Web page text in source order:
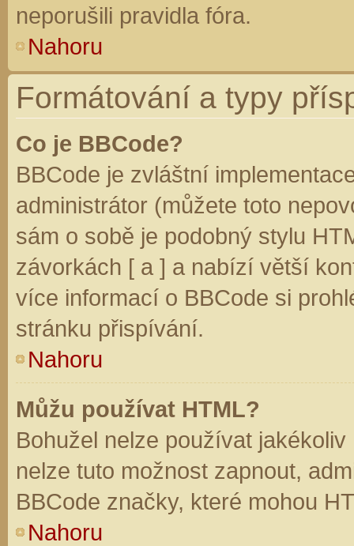
neporušili pravidla fóra.
Nahoru
Formátování a typy
Co je BBCode?
BBCode je zvláštní
administrátor (můžete toto
sám o sobě je podobný stylu
závorkách [ a ] a nabízí větší
více informací o BBCode si
stránku přispívání.
Nahoru
Můžu používat HTML?
Bohužel nelze používat
nelze tuto možnost zapnout,
BBCode značky, které mohou
Nahoru